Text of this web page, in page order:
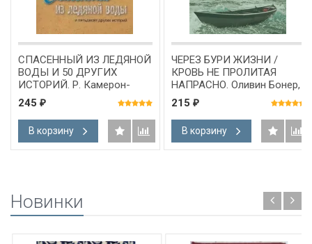
СПАСЕННЫЙ ИЗ ЛЕДЯНОЙ
ВОДЫ И 50 ДРУГИХ
ИСТОРИЙ. Р. Камерон-
Смит
245 ₽
В корзину
ЧЕРЕЗ БУРИ ЖИЗНИ /
КРОВЬ НЕ ПРОЛИТАЯ
НАПРАСНО. Оливин Бонер,
Яков Шаленко
215 ₽
В корзину
Новинки